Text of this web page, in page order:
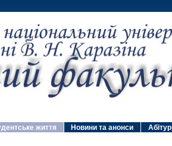
життя Новини та анонси